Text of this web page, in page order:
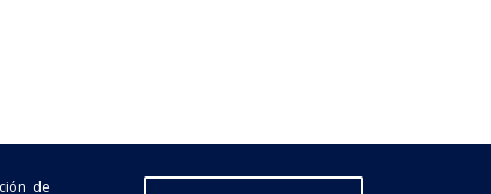
de